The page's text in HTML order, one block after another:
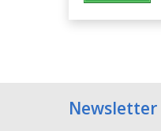
Newsletter